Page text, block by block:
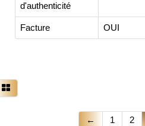
d'authenticité
Facture OUI
← 1 2